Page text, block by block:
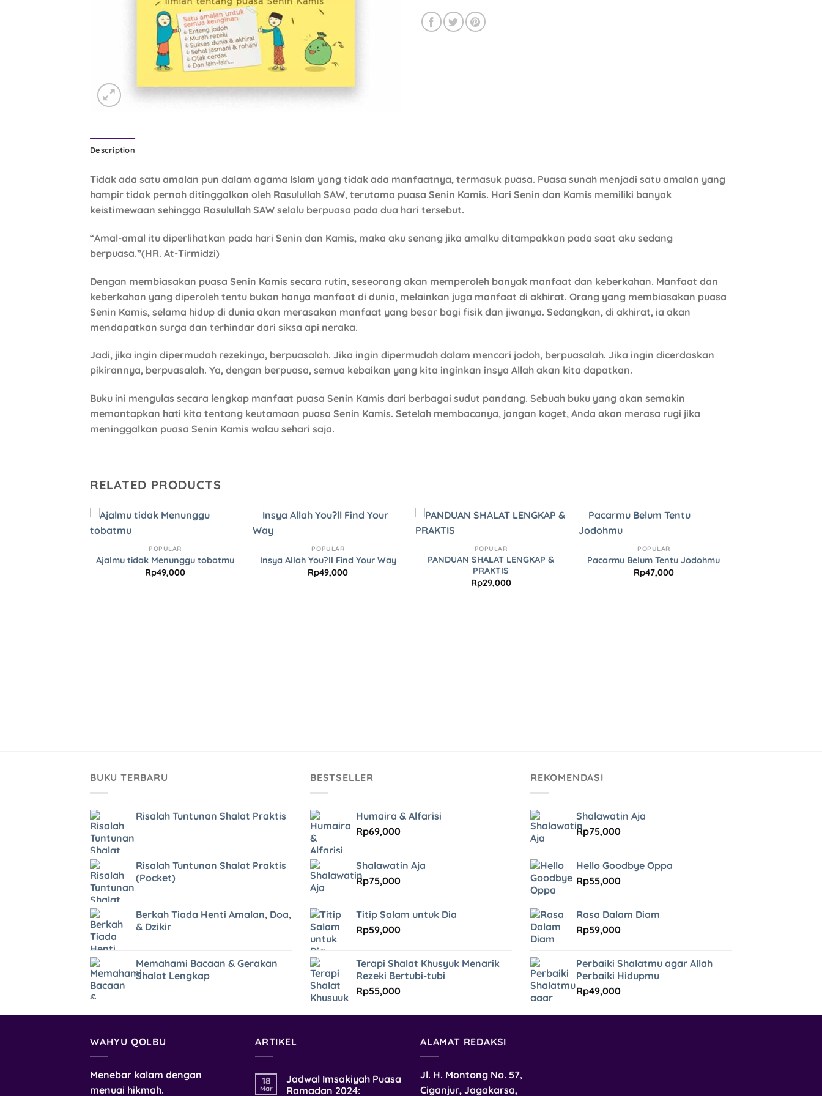
Description
Tidak ada satu amalan pun dalam agama Islam yang tidak ada manfaatnya, termasuk puasa. Puasa sunah menjadi satu amalan yang
hampir tidak pernah ditinggalkan oleh Rasulullah SAW, terutama puasa Senin Kamis. Hari Senin dan Kamis memiliki banyak
keistimewaan sehingga Rasulullah SAW selalu berpuasa pada dua hari tersebut.
“Amal-amal itu diperlihatkan pada hari Senin dan Kamis, maka aku senang jika amalku ditampakkan pada saat aku sedang
berpuasa.”(HR. At-Tirmidzi)
Dengan membiasakan puasa Senin Kamis secara rutin, seseorang akan memperoleh banyak manfaat dan keberkahan. Manfaat dan
keberkahan yang diperoleh tentu bukan hanya manfaat di dunia, melainkan juga manfaat di akhirat. Orang yang membiasakan puasa
Senin Kamis, selama hidup di dunia akan merasakan manfaat yang besar bagi fisik dan jiwanya. Sedangkan, di akhirat, ia akan
mendapatkan surga dan terhindar dari siksa api neraka.
Jadi, jika ingin dipermudah rezekinya, berpuasalah. Jika ingin dipermudah dalam mencari jodoh, berpuasalah. Jika ingin dicerdaskan
pikirannya, berpuasalah. Ya, dengan berpuasa, semua kebaikan yang kita inginkan insya Allah akan kita dapatkan.
Buku ini mengulas secara lengkap manfaat puasa Senin Kamis dari berbagai sudut pandang. Sebuah buku yang akan semakin
memantapkan hati kita tentang keutamaan puasa Senin Kamis. Setelah membacanya, jangan kaget, Anda akan merasa rugi jika
meninggalkan puasa Senin Kamis walau sehari saja.
RELATED PRODUCTS
POPULAR
Ajalmu tidak Menunggu tobatmu
Rp49,000
POPULAR
Insya Allah You?ll Find Your Way
Rp49,000
POPULAR
PANDUAN SHALAT LENGKAP &
PRAKTIS
Rp29,000
POPULAR
Pacarmu Belum Tentu Jodohmu
Rp47,000
BUKU TERBARU
Risalah Tuntunan Shalat Praktis
Risalah Tuntunan Shalat Praktis
(Pocket)
Berkah Tiada Henti Amalan, Doa,
& Dzikir
Memahami Bacaan & Gerakan
Shalat Lengkap
BESTSELLER
Humaira & Alfarisi
Rp69,000
Shalawatin Aja
Rp75,000
Titip Salam untuk Dia
Rp59,000
Terapi Shalat Khusyuk Menarik
Rezeki Bertubi-tubi
Rp55,000
REKOMENDASI
Shalawatin Aja
Rp75,000
Hello Goodbye Oppa
Rp55,000
Rasa Dalam Diam
Rp59,000
Perbaiki Shalatmu agar Allah
Perbaiki Hidupmu
Rp49,000
WAHYU QOLBU
Menebar kalam dengan
menuai hikmah.
ARTIKEL
18
Mar
Jadwal Imsakiyah Puasa
Ramadan 2024:
ALAMAT REDAKSI
Jl. H. Montong No. 57,
Ciganjur, Jagakarsa,